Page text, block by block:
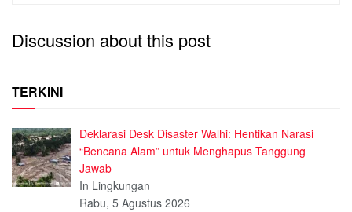
Discussion about this post
TERKINI
Deklarasi Desk Disaster Walhi: Hentikan Narasi
“Bencana Alam” untuk Menghapus Tanggung
Jawab
In Lingkungan
Rabu, 5 Agustus 2026